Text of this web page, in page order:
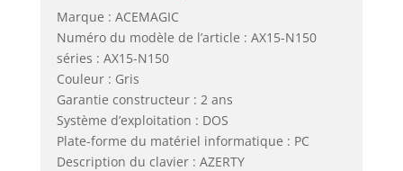
Marque : ACEMAGIC
Numéro du modèle de l’article : AX15-N150
séries : AX15-N150
Couleur : Gris
Garantie constructeur : 2 ans
Système d’exploitation : DOS
Plate-forme du matériel informatique : PC
Description du clavier : AZERTY